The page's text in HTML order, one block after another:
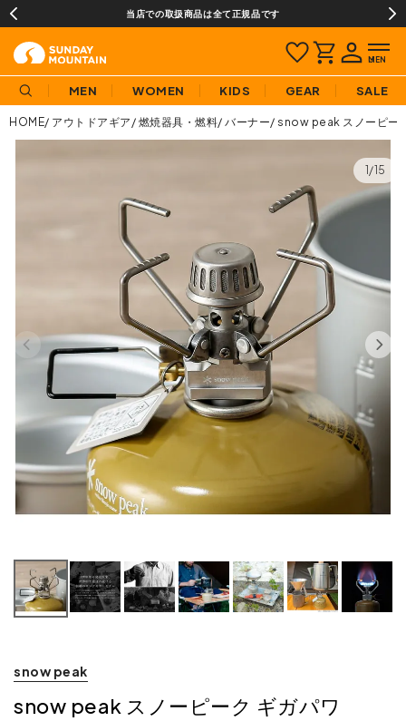
当店での取扱商品は全て正規品です
MEN WOMEN KIDS GEAR SALE
HOME アウトドアギア 燃焼器具・燃料 バーナー snow peak スノーピー
1/15
snow peak
snow peak スノーピーク ギガパワ